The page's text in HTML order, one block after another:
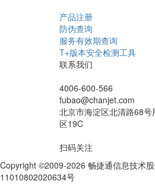
产品注册
防伪查询
服务有效期查询
T+版本安全检测工具
联系我们
4006-600-566
fubao@chanjet.com
北京市海淀区北清路68号
区19C
扫码关注
Copyright ©2009-2026 畅捷通信息技术
11010802020634号